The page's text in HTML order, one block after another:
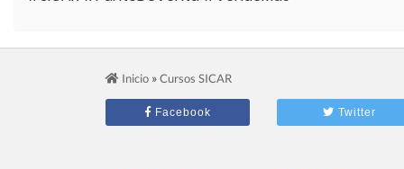
Inicio »Cursos SICAR
Facebook Twitter